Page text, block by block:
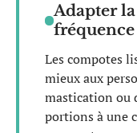
Adapter
Les compotes
mieux aux
mastication ou
portions à une